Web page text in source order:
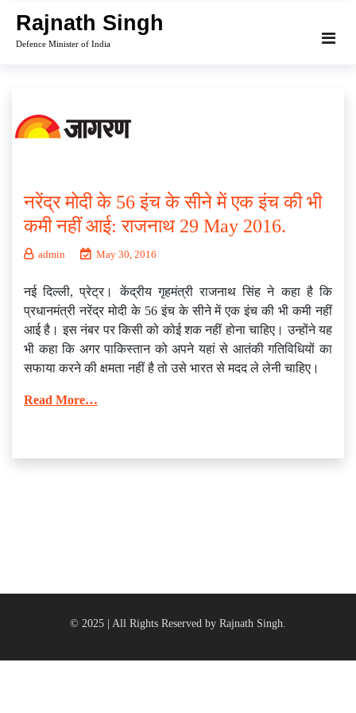
content
Rajnath Singh
Defence Minister of India
नरेंद्र मोदी के 56 इंच के सीने में एक इंच की भी
कमी नहीं आई: राजनाथ 29 May 2016.
admin May 30, 2016
नई दिल्ली, प्रेट्र। केंद्रीय गृहमंत्री राजनाथ सिंह ने कहा है कि
प्रधानमंत्री नरेंद्र मोदी के 56 इंच के सीने में एक इंच की भी कमी नहीं
आई है। इस नंबर पर किसी को कोई शक नहीं होना चाहिए। उन्होंने यह
भी कहा कि अगर पाकिस्तान को अपने यहां से आतंकी गतिविधियों का
सफाया करने की क्षमता नहीं है तो उसे भारत से मदद ले लेनी चाहिए।
Read More…
© 2025 | All Rights Reserved by Rajnath Singh.